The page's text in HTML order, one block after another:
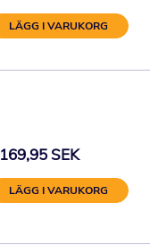
LÄGG I VARUKORG
169,95 SEK
LÄGG I VARUKORG